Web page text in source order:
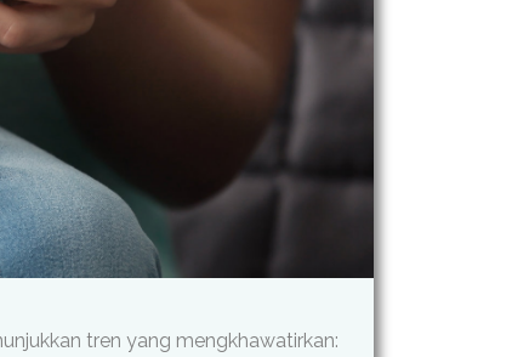
tren yang mengkhawatirkan: